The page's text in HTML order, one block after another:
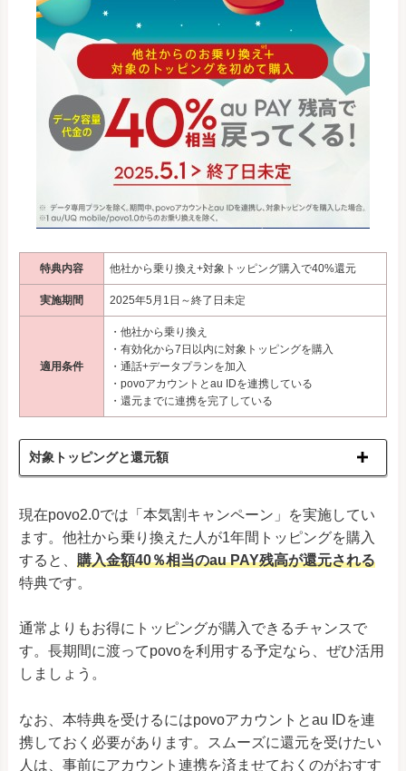
特典内容 他社から乗り換え+対象トッピング購入で40%還元
実施期間 2025年5月1日～終了日未定
適用条件
・他社から乗り換え
・有効化から7日以内に対象トッピングを購入
・通話+データプランを加入
・povoアカウントとau IDを連携している
・還元までに連携を完了している
対象トッピングと還元額
現在povo2.0では「本気割キャンペーン」を実施してい
ます。他社から乗り換えた人が1年間トッピングを購入
すると、 購入金額40％相当のau PAY残高が還元される
特典です。
通常よりもお得にトッピングが購入できるチャンスで
す。長期間に渡ってpovoを利用する予定なら、ぜひ活用
しましょう。
なお、本特典を受けるにはpovoアカウントとau IDを連
携しておく必要があります。スムーズに還元を受けたい
人は、事前にアカウント連携を済ませておくのがおすす